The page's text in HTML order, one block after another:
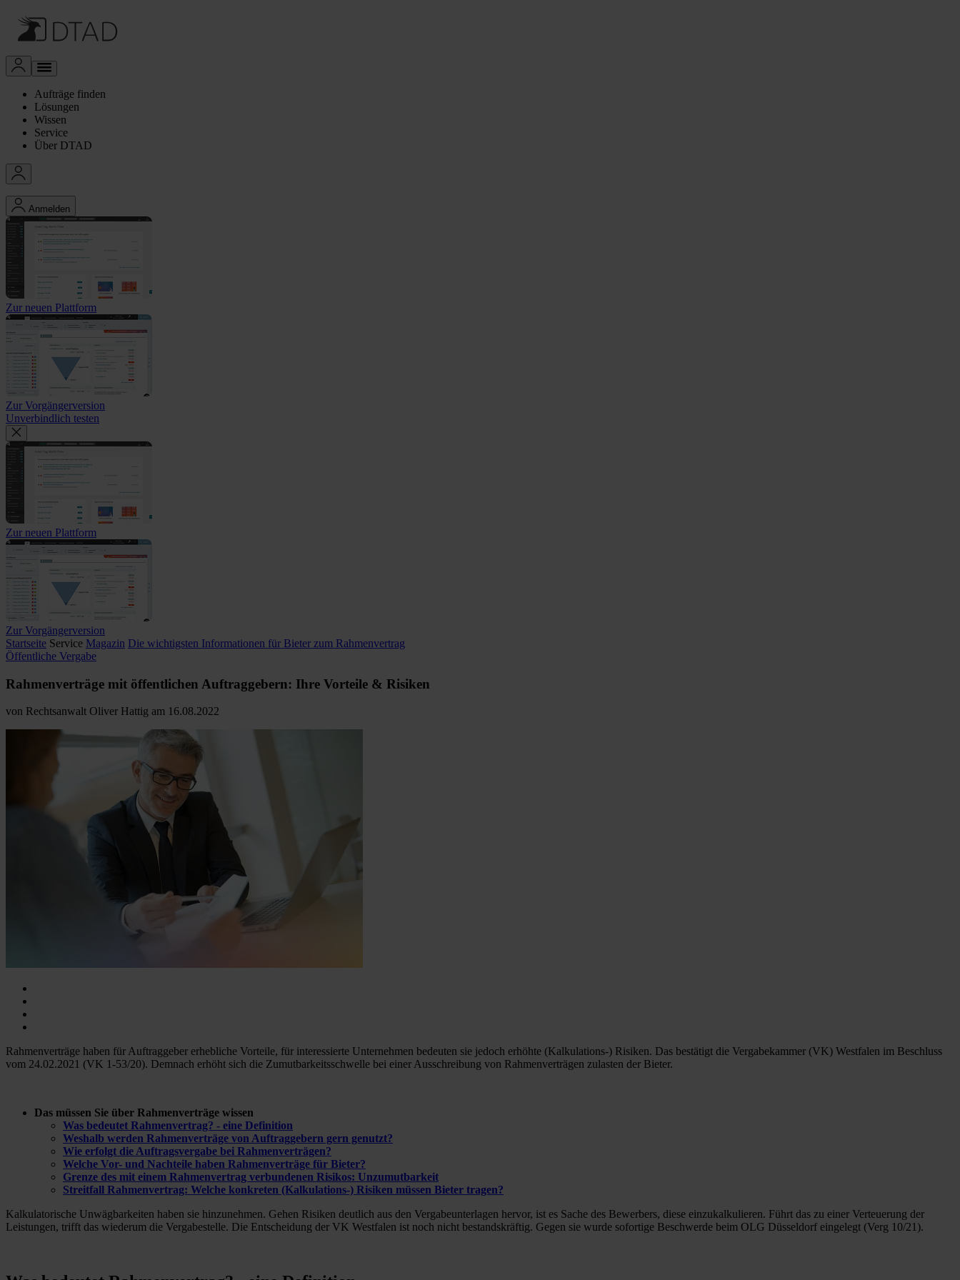
Aufträge finden
Lösungen
Wissen
Service
Über DTAD
Anmelden
Zur neuen Plattform
Zur Vorgängerversion
Unverbindlich testen
Zur neuen Plattform
Zur Vorgängerversion
Startseite Service Magazin Die wichtigsten Informationen für Bieter zum Rahmenvertrag
Öffentliche Vergabe
Rahmenverträge mit öffentlichen Auftraggebern: Ihre Vorteile & Risiken
von Rechtsanwalt Oliver Hattig am 16.08.2022
Rahmenverträge haben für Auftraggeber erhebliche Vorteile, für interessierte Unternehmen bedeuten sie jedoch erhöhte (Kalkulations-) Risiken. Das bestätigt die Vergabekammer (VK) Westfalen im Beschluss
vom 24.02.2021 (VK 1-53/20). Demnach erhöht sich die Zumutbarkeitsschwelle bei einer Ausschreibung von Rahmenverträgen zulasten der Bieter.
Das müssen Sie über Rahmenverträge wissen
Was bedeutet Rahmenvertrag? - eine Definition
Weshalb werden Rahmenverträge von Auftraggebern gern genutzt?
Wie erfolgt die Auftragsvergabe bei Rahmenverträgen?
Welche Vor- und Nachteile haben Rahmenverträge für Bieter?
Grenze des mit einem Rahmenvertrag verbundenen Risikos: Unzumutbarkeit
Streitfall Rahmenvertrag: Welche konkreten (Kalkulations-) Risiken müssen Bieter tragen?
Kalkulatorische Unwägbarkeiten haben sie hinzunehmen. Gehen Risiken deutlich aus den Vergabeunterlagen hervor, ist es Sache des Bewerbers, diese einzukalkulieren. Führt das zu einer Verteuerung der
Leistungen, trifft das wiederum die Vergabestelle. Die Entscheidung der VK Westfalen ist noch nicht bestandskräftig. Gegen sie wurde sofortige Beschwerde beim OLG Düsseldorf eingelegt (Verg 10/21).